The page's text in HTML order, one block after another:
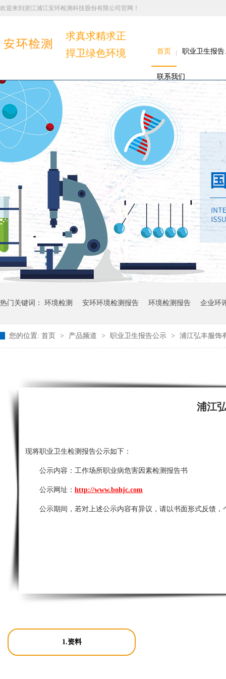
欢迎来到浙江浦江安环检测科技股份有限公司官网！
求真求精求正
捍卫绿色环境
首页 职业卫生报
联系我们
热门关键词： 环境检测 安环环境检测报告 环境检测报告 企业环
您的位置: 首页 > 产品频道 > 职业卫生报告公示 > 浦江弘丰服饰
浦江
现将职业卫生检测报告公示如下：
公示内容： 工作场所职业病危害因素检测报告书
公示网址： http://www.bohjc.com
公示期间，若对上述公示内容有异议，请以书面形式反馈，
1.资料